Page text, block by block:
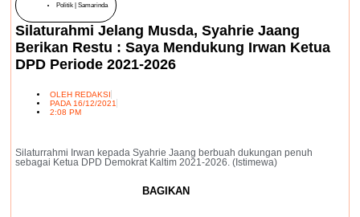
Politik Samarinda
Silaturahmi Jelang Musda, Syahrie Jaang
Berikan Restu : Saya Mendukung Irwan Ketua
DPD Periode 2021-2026
OLEH REDAKSI
PADA 16/12/2021
2:08 PM
Silaturrahmi Irwan kepada Syahrie Jaang berbuah dukungan penuh
sebagai Ketua DPD Demokrat Kaltim 2021-2026. (Istimewa)
BAGIKAN